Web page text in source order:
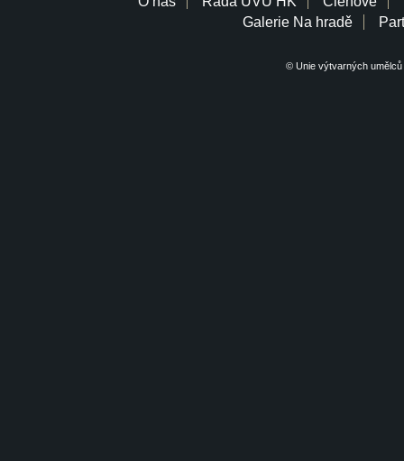
Galerie Na hradě
© Unie výtvarných